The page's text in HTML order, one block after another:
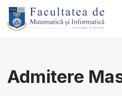
Sari
Admitere